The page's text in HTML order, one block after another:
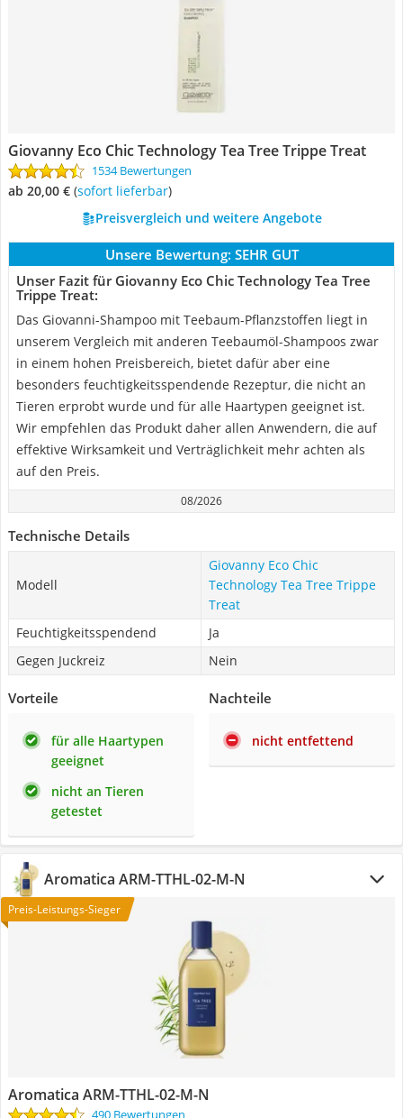
Giovanny Eco Chic Technology Tea Tree Trippe Treat
1534 Bewertungen
ab 20,00 € ( Sofort lieferbar)
Preisvergleich und weitere Angebote
Unsere Bewertung: SEHR GUT
Unser Fazit für Giovanny Eco Chic Technology Tea Tree
Trippe Treat:
Das Giovanni-Shampoo mit Teebaum-Pflanzstoffen liegt in
unserem Vergleich mit anderen Teebaumöl-Shampoos zwar
in einem hohen Preisbereich, bietet dafür aber eine
besonders feuchtigkeitsspendende Rezeptur, die nicht an
Tieren erprobt wurde und für alle Haartypen geeignet ist.
Wir empfehlen das Produkt daher allen Anwendern, die auf
effektive Wirksamkeit und Verträglichkeit mehr achten als
auf den Preis.
08/2026
Technische Details
Modell
Giovanny Eco Chic
Technology Tea Tree Trippe
Treat
Feuchtigkeitsspendend
Ja
Gegen Juckreiz
Nein
Vorteile
für alle Haartypen
geeignet
nicht an Tieren
getestet
Nachteile
nicht entfettend
Aromatica ARM-TTHL-02-M-N
Preis-Leistungs-Sieger
Aromatica ARM-TTHL-02-M-N
490 Bewertungen